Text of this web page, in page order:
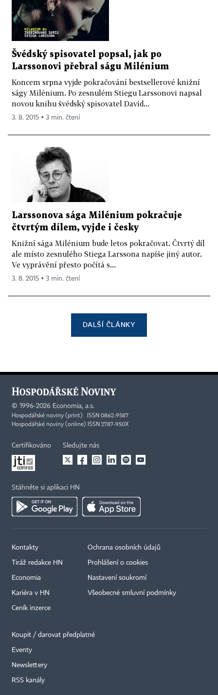
Švédský spisovatel popsal, jak po
Larssonovi přebral ságu Milénium
Koncem srpna vyjde pokračování bestsellerové knižní
ságy Milénium. Po zesnulém Stiegu Larssonovi napsal
novou knihu švédský spisovatel David...
3. 8. 2015 ▪ 3 min. čtení
Larssonova sága Milénium pokračuje
čtvrtým dílem, vyjde i česky
Knižní sága Milénium bude letos pokračovat. Čtvrtý díl
ale místo zesnulého Stiega Larssona napíše jiný autor.
Ve vyprávění přesto počítá s...
3. 8. 2015 ▪ 3 min. čtení
DALŠÍ ČLÁNKY
© 1996-2026 Economia, a.s.
Hospodářské noviny (print) ISSN 0862-9587
Hospodářské noviny (online) ISSN 2787-950X
Certifikováno Sledujte nás
Stáhněte si aplikaci HN
Kontakty
Tiráž redakce HN
Economia
Kariéra v HN
Ceník inzerce
Ochrana osobních údajů
Prohlášení o cookies
Nastavení soukromí
Všeobecné smluvní podmínky
Koupit / darovat předplatné
Eventy
Newslettery
RSS kanály